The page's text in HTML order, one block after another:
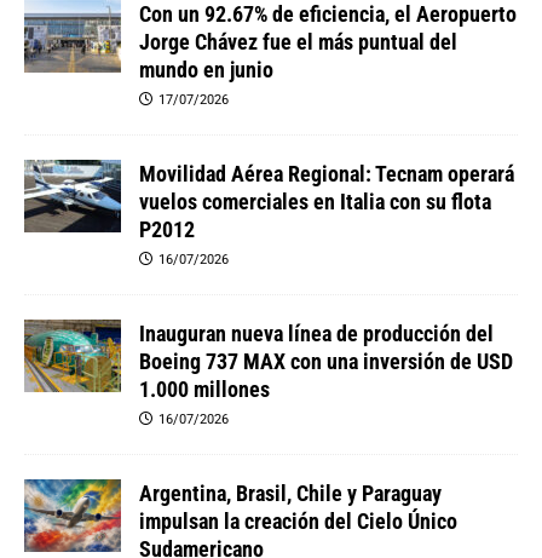
Con un 92.67% de eficiencia, el Aeropuerto
Jorge Chávez fue el más puntual del
mundo en junio
17/07/2026
Movilidad Aérea Regional: Tecnam operará
vuelos comerciales en Italia con su flota
P2012
16/07/2026
Inauguran nueva línea de producción del
Boeing 737 MAX con una inversión de USD
1.000 millones
16/07/2026
Argentina, Brasil, Chile y Paraguay
impulsan la creación del Cielo Único
Sudamericano